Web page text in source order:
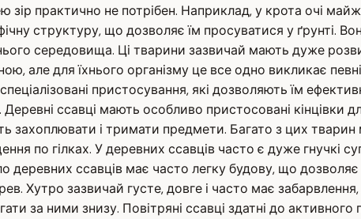
зір практично не потрібен. Наприклад, у крота очі
структуру, що дозволяє їм просуватися у
середовища. Ці тварини зазвичай мають дуже
але для їхнього організму це все одно викликає
пристосування, які дозволяють їм
Деревні ссавці мають особливо пристосовані кінцівки
і тримати предмети. Багато з цих
по гілках. У деревних ссавців часто є дуже гнучкі
деревних ссавців має часто легку будову, що
Хутро зазвичай густе, довге і часто має
за ними знизу. Повітряні ссавці здатні до